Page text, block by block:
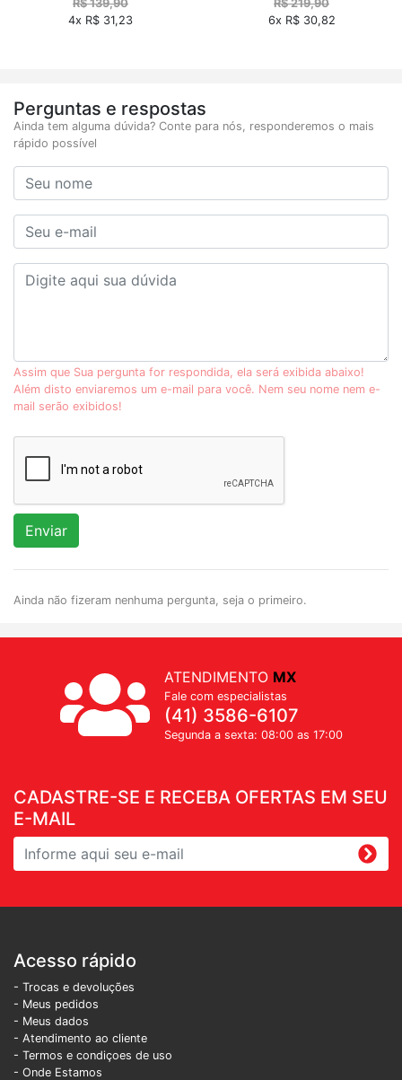
R$ 139,90
4x R$ 31,23
R$ 219,90
6x R$ 30,82
Perguntas e respostas
Ainda tem alguma dúvida? Conte para nós, responderemos o mais
rápido possível
Assim que Sua pergunta for respondida, ela será exibida abaixo!
Além disto enviaremos um e-mail para você. Nem seu nome nem e-
mail serão exibidos!
Enviar
Ainda não fizeram nenhuma pergunta, seja o primeiro.
CADASTRE-SE E RECEBA OFERTAS EM SEU
E-MAIL
ATENDIMENTO MX
Fale com especialistas
(41) 3586-6107
Segunda a sexta: 08:00 as 17:00
Acesso rápido
- Trocas e devoluções
- Meus pedidos
- Meus dados
- Atendimento ao cliente
- Termos e condiçoes de uso
- Onde Estamos